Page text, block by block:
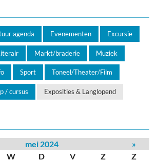
agenda Evenementen Excursie
Markt/braderie Muziek
Sport Toneel/Theater/Film
/ cursus Exposities & Langlopend
mei 2024
»
W D V Z
Z